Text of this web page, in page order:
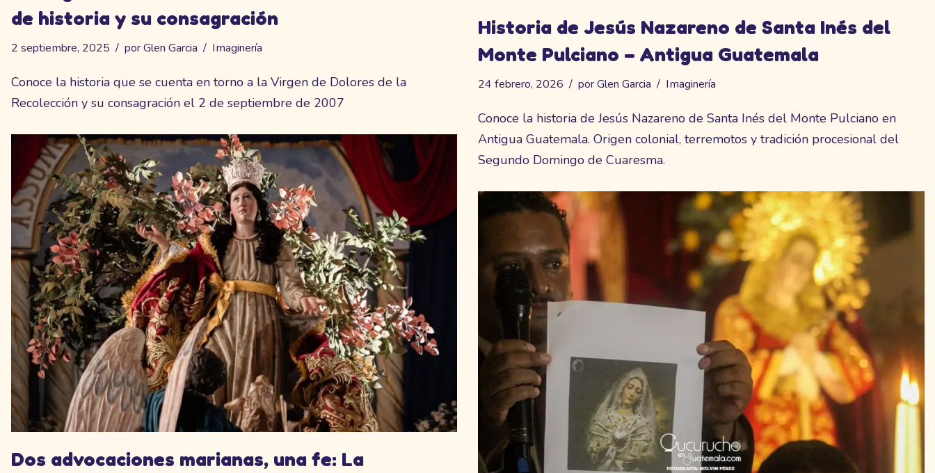
Historia de Jesús Nazareno de Santa Inés del
Monte Pulciano – Antigua Guatemala
24 febrero, 2026 porGlen Garcia Imaginería
Conoce la historia de Jesús Nazareno de Santa Inés del Monte Pulciano en
Antigua Guatemala. Origen colonial, terremotos y tradición procesional del
Segundo Domingo de Cuaresma.
de historia y su consagración
2 septiembre, 2025 porGlen Garcia Imaginería
Conoce la historia que se cuenta en torno a la Virgen de Dolores de la
Recolección y su consagración el 2 de septiembre de 2007
Dos advocaciones marianas, una fe: La